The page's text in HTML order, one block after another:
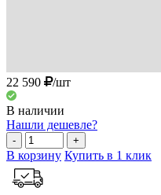
22 590 /шт
В наличии
Нашли дешевле?
- +
В корзину Купить в 1 клик